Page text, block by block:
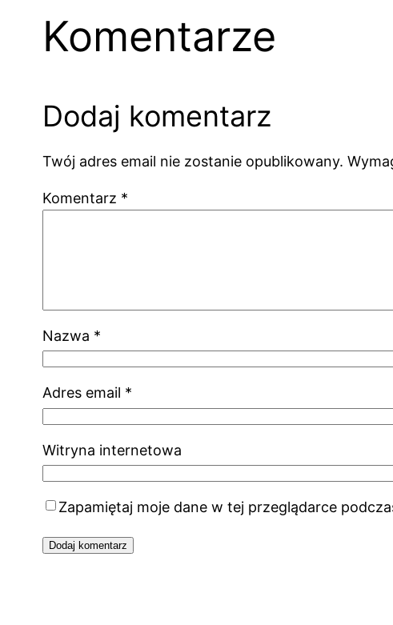
Komentarze
Dodaj komentarz
Twój adres email nie zostanie opublikowany.
Komentarz *
Nazwa *
Adres email *
Witryna internetowa
Zapamiętaj moje dane w tej przeglądarce